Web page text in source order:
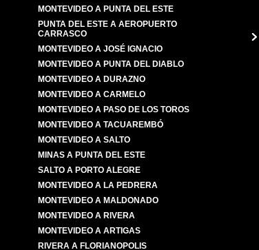
MONTEVIDEO A PUNTA DEL ESTE
PUNTA DEL ESTE A AEROPUERTO
CARRASCO
MONTEVIDEO A JOSÉ IGNACIO
MONTEVIDEO A PUNTA DEL DIABLO
MONTEVIDEO A DURAZNO
MONTEVIDEO A CARMELO
MONTEVIDEO A PASO DE LOS TOROS
MONTEVIDEO A TACUAREMBÓ
MONTEVIDEO A SALTO
MINAS A PUNTA DEL ESTE
SALTO A PORTO ALEGRE
MONTEVIDEO A LA PEDRERA
MONTEVIDEO A MALDONADO
MONTEVIDEO A RIVERA
MONTEVIDEO A ARTIGAS
RIVERA A FLORIANOPOLIS